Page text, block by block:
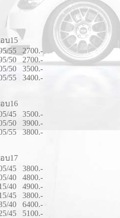
บ15
55 2700.-
50 2700.-
50 3500.-
55 3400.-
บ16
45 3500.-
50 3900.-
55 3800.-
บ17
45 3800.-
40 4800.-
40 4900.-
45 3800.-
40 6400.-
45 5100.-